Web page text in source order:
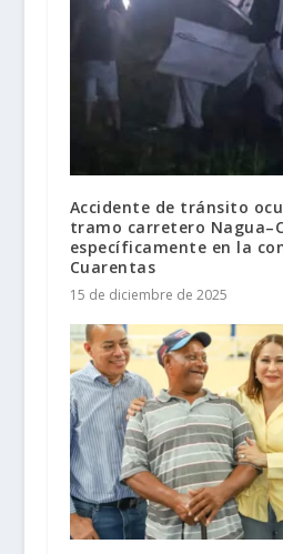
Accidente de tránsito
tramo carretero
específicamente en la
Cuarentas
15 de diciembre de 2025